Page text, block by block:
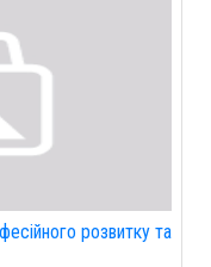
розвитку та